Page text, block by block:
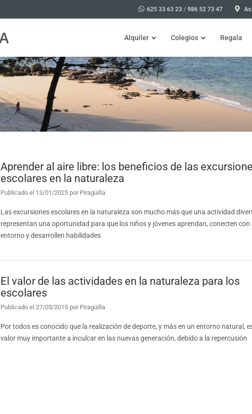
625 33 63 23 / 986 52 73 47
Alquiler Colegios
Bicicleta
Excursiones para colegios
Actividades para colegios Illa
Talleres
Kayak
Yincana acuática
Búsqueda del tesoro para
Regala
Aprender al aire libre: los beneficios de las
escolares en la naturaleza
Publicado el 13/01/2025 por Piragüilla
Las excursiones escolares en la naturaleza son mucho más que una actividad
representan una oportunidad para que los niños y jóvenes aprendan, conecten con
entorno y desarrollen habilidades
El valor de las actividades en la naturaleza para los
escolares
Publicado el 27/03/2015 por Piragüilla
Por todos es conocido que la realización de deporte, y más en un entorno natural,
valor muy importante a inculcar en las nuevas generación, debido a la repercusión